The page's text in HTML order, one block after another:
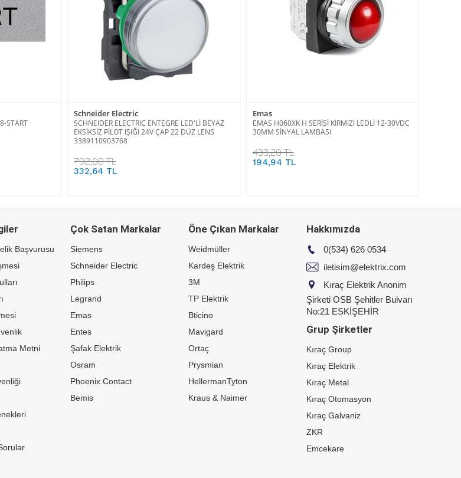
START
Schneider Electric
SCHNEIDER ELECTRIC ENTEGRE LED'Lİ BEYAZ
EKSİKSİZ PİLOT IŞIĞI 24V ÇAP 22 DÜZ LENS
3389110903768
792,00 TL
332,64 TL
Emas
EMAS H060XK H SERİSİ KIRMIZI LEDLİ 12-30VDC
30MM SİNYAL LAMBASI
433,20 TL
194,94 TL
Başvurusu
Metni
Çok Satan Markalar
Siemens
Schneider Electric
Philips
Legrand
Emas
Entes
Şafak Elektrik
Osram
Phoenix Contact
Bemis
Öne Çıkan Markalar
Weidmüller
Kardeş Elektrik
3M
TP Elektrik
Bticino
Mavigard
Ortaç
Prysmian
HellermanTyton
Kraus & Naimer
Hakkımızda
0(534) 626 0534
iletisim@elektrix.com
Kıraç Elektrik Anonim
Şirketi OSB Şehitler Bulvarı
No:21 ESKİŞEHİR
Grup Şirketler
Kıraç Group
Kıraç Elektrik
Kıraç Metal
Kıraç Otomasyon
Kıraç Galvaniz
ZKR
Emcekare